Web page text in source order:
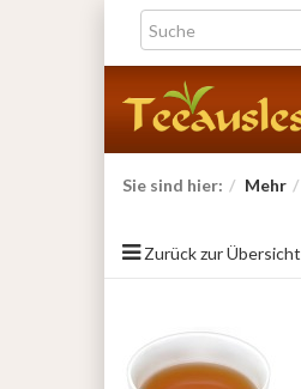
Sie sind hier: Mehr
Zurück zur Übersicht